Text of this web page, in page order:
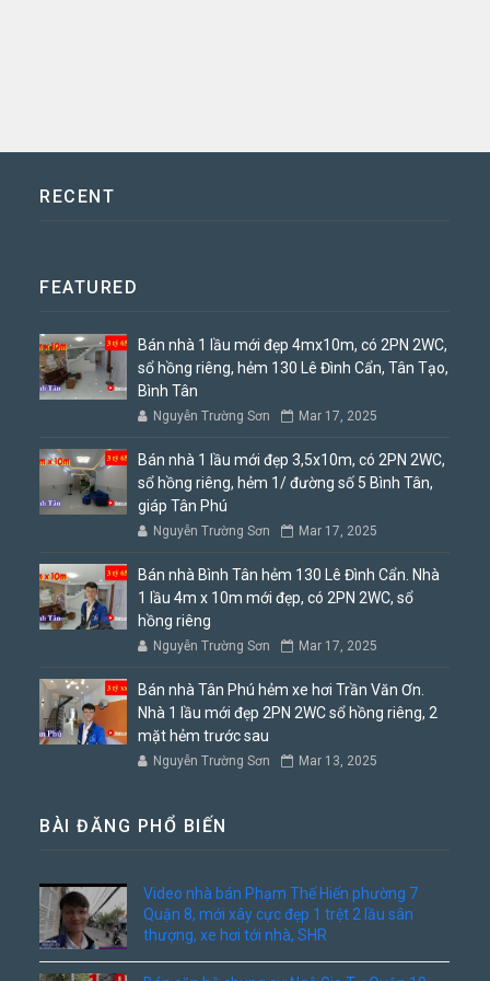
RECENT
FEATURED
Bán nhà 1 lầu mới đẹp 4mx10m, có 2PN 2WC,
sổ hồng riêng, hẻm 130 Lê Đình Cẩn, Tân Tạo,
Bình Tân
Nguyễn Trường Sơn Mar 17, 2025
Bán nhà 1 lầu mới đẹp 3,5x10m, có 2PN 2WC,
sổ hồng riêng, hẻm 1/ đường số 5 Bình Tân,
giáp Tân Phú
Nguyễn Trường Sơn Mar 17, 2025
Bán nhà Bình Tân hẻm 130 Lê Đình Cẩn. Nhà
1 lầu 4m x 10m mới đẹp, có 2PN 2WC, sổ
hồng riêng
Nguyễn Trường Sơn Mar 17, 2025
Bán nhà Tân Phú hẻm xe hơi Trần Văn Ơn.
Nhà 1 lầu mới đẹp 2PN 2WC sổ hồng riêng, 2
mặt hẻm trước sau
Nguyễn Trường Sơn Mar 13, 2025
BÀI ĐĂNG PHỔ BIẾN
Video nhà bán Phạm Thế Hiển phường 7
Quận 8, mới xây cực đẹp 1 trệt 2 lầu sân
thượng, xe hơi tới nhà, SHR